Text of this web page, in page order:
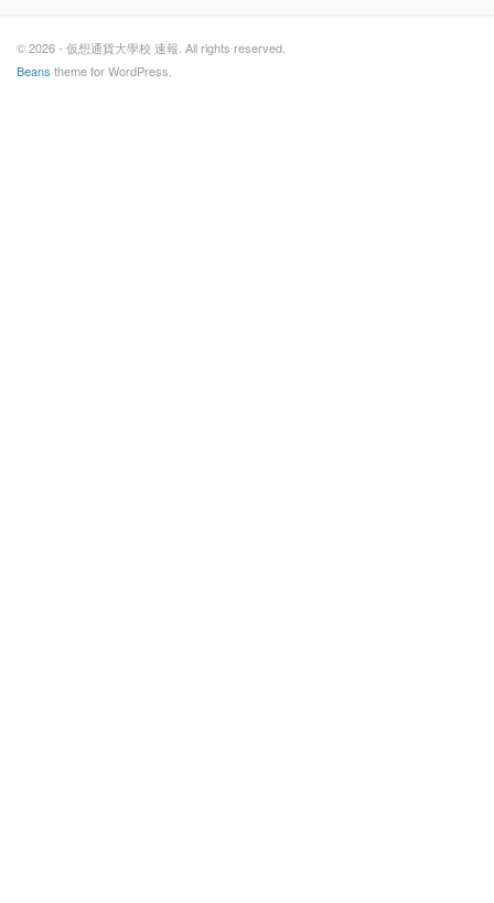
© 2026 - 仮想通貨大學校 速報. All rights reserved.
Beans theme for WordPress.